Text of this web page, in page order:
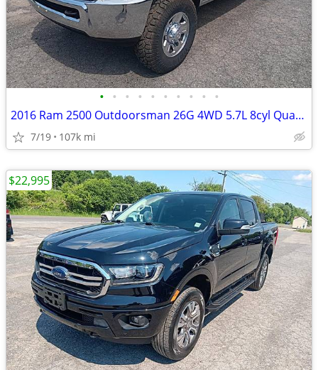
• • • • • • • • • •
2016 Ram 2500 Outdoorsman 26G 4WD 5.7L 8cyl Quad Cab 4 door Heavy Duty
7/19 107k mi
$22,995